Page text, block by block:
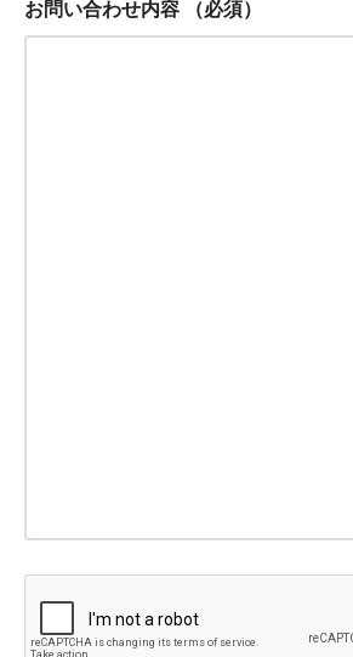
お問い合わせ内容 （必須）